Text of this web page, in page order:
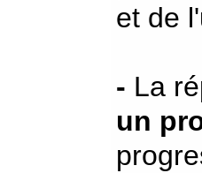
et de
- La
un